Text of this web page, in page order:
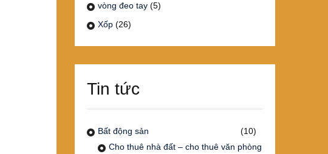
vòng đeo tay (5)
Xốp (26)
Tin tức
Bất động sản
(10)
Cho thuê nhà đất – cho thuê văn phòng